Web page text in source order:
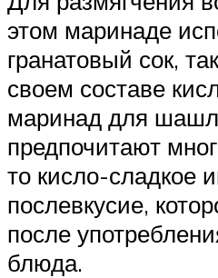
этом маринаде
гранатовый сок,
своем составе
маринад для
предпочитают
то кисло-сладкое
послевкусие,
после
блюда.